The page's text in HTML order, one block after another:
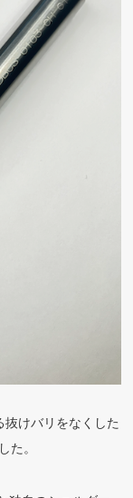
けバリをなくした
た。